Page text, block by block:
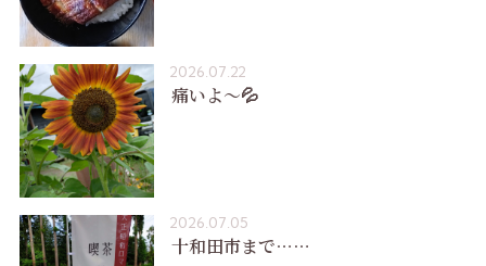
2026.07.22
痛いよ〜💦
2026.07.05
十和田市まで……